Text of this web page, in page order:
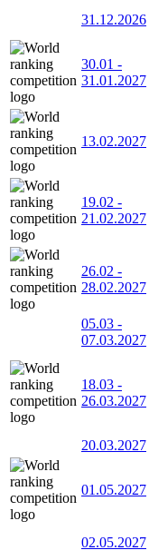
31.12.2026
30.01 -
31.01.2027
13.02.2027
19.02 -
21.02.2027
26.02 -
28.02.2027
05.03 -
07.03.2027
18.03 -
26.03.2027
20.03.2027
01.05.2027
02.05.2027